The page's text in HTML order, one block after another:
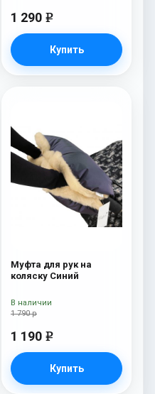
1 290 e
Купить
Муфта для рук на
коляску Синий
1 790 р
1 190 e
Купить
В наличии